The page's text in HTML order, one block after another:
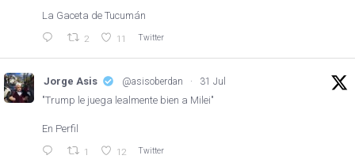
La Gaceta de Tucumán
2 11 Twitter
Jorge Asis @asisoberdan · 31 Jul
"Trump le juega lealmente bien a Milei"
En Perfil
1 12 Twitter